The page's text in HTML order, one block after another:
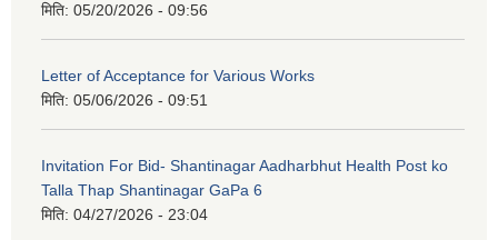
मिति: 05/20/2026 - 09:56
Letter of Acceptance for Various Works
मिति: 05/06/2026 - 09:51
Invitation For Bid- Shantinagar Aadharbhut Health Post ko
Talla Thap Shantinagar GaPa 6
मिति: 04/27/2026 - 23:04